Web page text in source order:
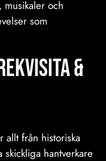
musikaler och
som
&
allt från historiska
hantverkare